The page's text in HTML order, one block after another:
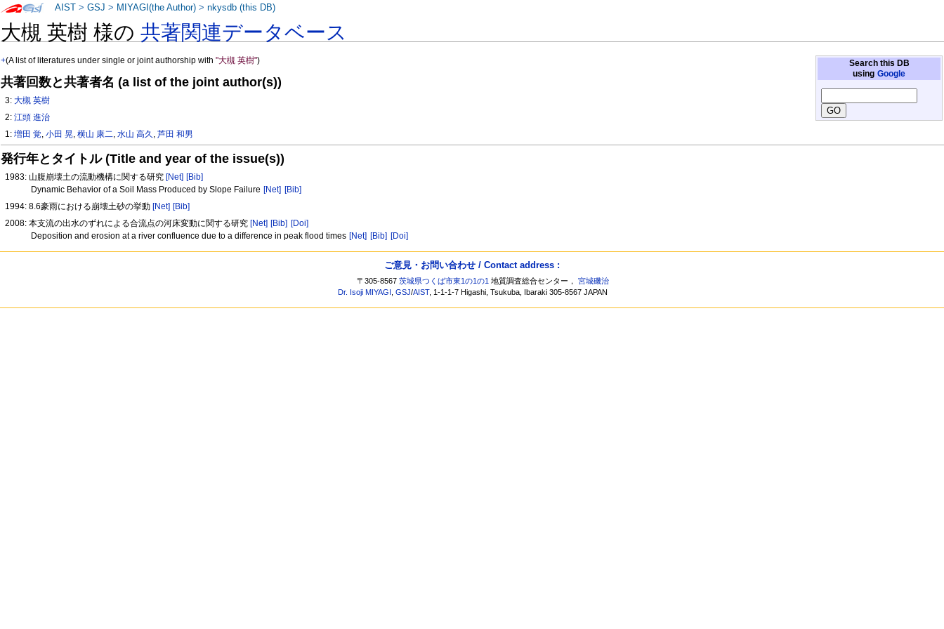
大槻 英樹 様の共著関連データベース
Search this DB
using Google
+(A list of literatures under single or joint authorship with"大槻 英樹")
共著回数と共著者名 (a list of the joint author(s))
3:大槻 英樹
2:江頭 進治
1:増田 覚,小田 晃,横山 康二,水山 高久 ,芦田 和男
発行年とタイトル (Title and year of the issue(s))
1983: 山腹崩壊土の流動機構に関する研究 [Net] [Bib]
Dynamic Behavior of a Soil Mass Produced by Slope Failure [Net] [Bib]
1994: 8.6豪雨における崩壊土砂の挙動 [Net] [Bib]
2008: 本支流の出水のずれによる合流点の河床変動に関する研究 [Net] [Bib] [Doi]
Deposition and erosion at a river confluence due to a difference in peak flood times [Net] [Bib] [Doi]
AIST >GSJ > MIYAGI(the Author) >nkysdb (this DB)
ご意見・お問い合わせ / Contact address :
〒305-8567茨城県つくば市東1の1の1 地質調査総合センター，宮城磯治
Dr. Isoji MIYAGI
,GSJ/AIST, 1-1-1-7 Higashi, Tsukuba, Ibaraki 305-8567 JAPAN